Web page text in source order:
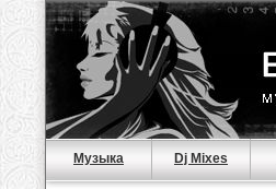
Музыка Dj Mixes